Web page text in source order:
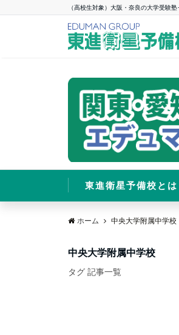
（高校生対象）大阪・奈良の大学受験
東進衛星予備校とは
ホーム 中央大学附属中学校
中央大学附属中学校
タグ 記事一覧